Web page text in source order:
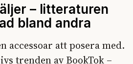
– litteraturen
bland andra
accessoar att posera med.
trenden av BookTok –